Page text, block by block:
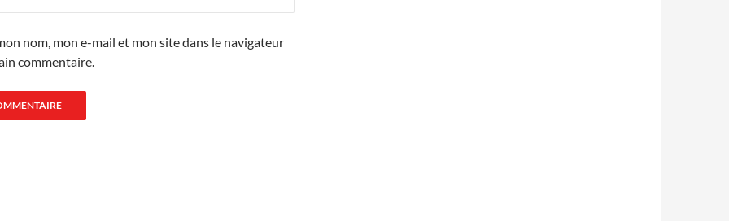
nom, mon e-mail et mon site dans le navigateur
commentaire.